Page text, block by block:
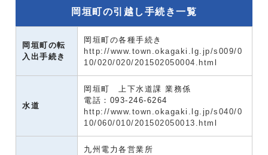
岡垣町の引越し手続き一覧
岡垣町の転
入出手続き
岡垣町の各種手続き
http://www.town.okagaki.lg.jp/s009/0
10/020/020/201502050004.html
水道
岡垣町 上下水道課 業務係
電話：093-246-6264
http://www.town.okagaki.lg.jp/s040/0
10/060/010/201502050013.html
九州電力各営業所